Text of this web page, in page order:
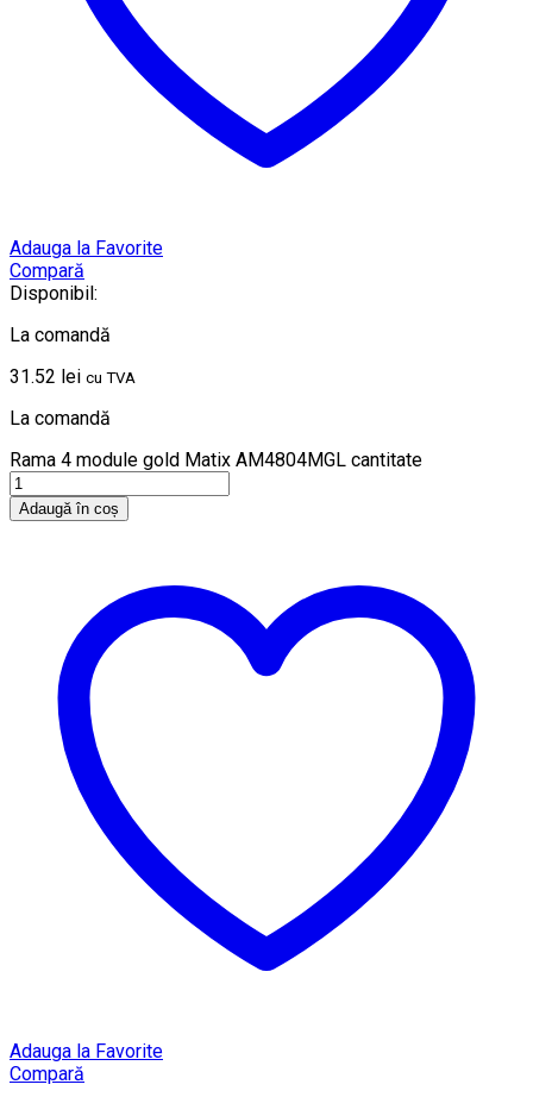
Adauga la Favorite
Compară
Disponibil:
La comandă
31.52 lei cu TVA
La comandă
Rama 4 module gold Matix AM4804MGL cantitate
Adaugă în coș
Adauga la Favorite
Compară